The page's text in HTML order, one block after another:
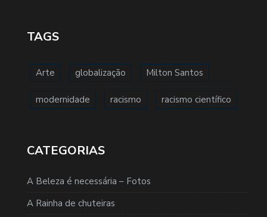
TAGS
Arte globalização Milton Santos
modernidade racismo racismo científico
CATEGORIAS
A Beleza é necessária – Fotos
A Rainha de chuteiras